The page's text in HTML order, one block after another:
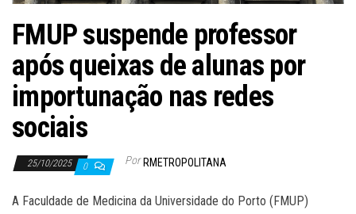
FMUP suspende professor
após queixas de alunas por
importunação nas redes
sociais
25/10/2025 0 Por RMETROPOLITANA
A Faculdade de Medicina da Universidade do Porto (FMUP)